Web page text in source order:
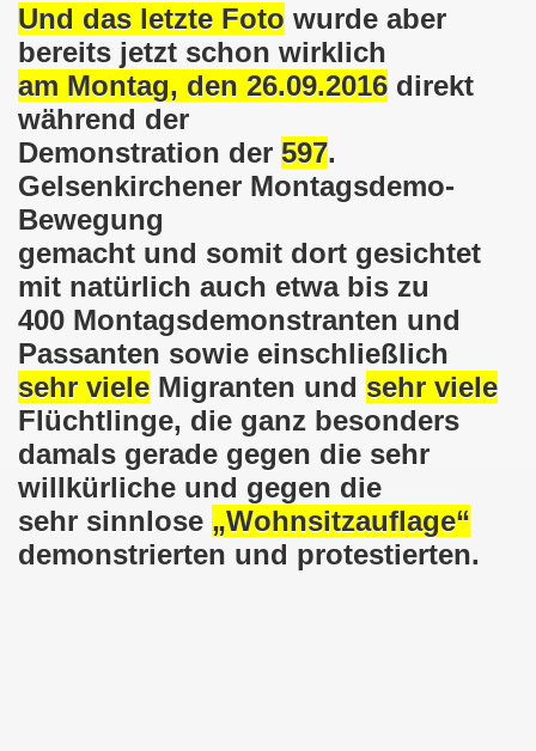
Und das letzte Foto wurde aber
bereits jetzt schon wirklich
am Montag, den 26.09.2016 direkt
während der
Demonstration der 597.
Gelsenkirchener Montagsdemo-
Bewegung
gemacht und somit dort gesichtet
mit natürlich auch etwa bis zu
400 Montagsdemonstranten und
Passanten sowie einschließlich
sehr viele Migranten und sehr viele
Flüchtlinge, die ganz besonders
damals gerade gegen die sehr
willkürliche und gegen die
sehr sinnlose „Wohnsitzauflage“
demonstrierten und protestierten.
eine einzigartige Demonstration am 08.09.2025 hier bei
Gelsenkirchen am 08.09.2025 um 17.30 Uhr,
21 Jahre Gelsenkirchener Montagsdemo-
in Gelsenkirchen und es ist zeitgleich am
Bewegung hier bei uns in der Gelsenkirchener
Gelsenkirchener(innen) spenden 523,20 Euro
Montagsdemo-Bewegung am 12.05.2025 am Platz der
Montagsdemo-Bewegung am 14.04.2025 auf dem
Bewegung am 10.03.2025 am Platz der
am 03.02.2025 gegen Rechts in
Bewegung Gelsenkirchen am 13.01.2025 am Platz